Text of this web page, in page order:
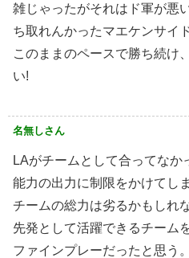
雑じゃったがそれはド軍が悪
ち取れんかったマエケンサイ
このままのペースで勝ち続け
い!
名無しさん
LAがチームとして合ってなか
能力の出力に制限をかけてし
チームの総力は劣るかもしれ
先発として活躍できるチーム
ファインプレーだったと思う。